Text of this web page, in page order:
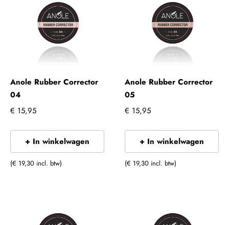
Anole Rubber Corrector
04
€ 15,95
+ In winkelwagen
(€ 19,30 incl. btw)
Anole Rubber Corrector
05
€ 15,95
+ In winkelwagen
(€ 19,30 incl. btw)